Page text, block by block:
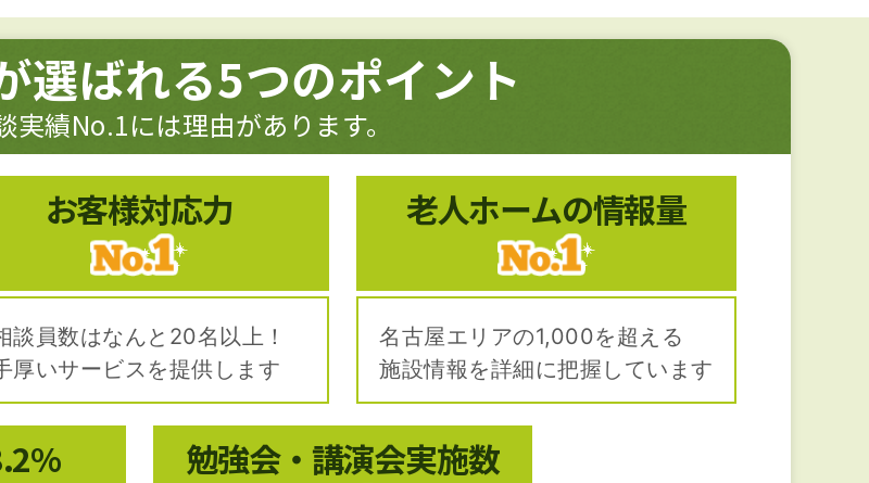
選ばれる5つのポイント
実績No.1には理由があります。
お客様対応力
談員数はなんと20名以上！
厚いサービスを提供します
老人ホームの情報量
名古屋エリアの1,000を超える
施設情報を詳細に把握しています
勉強会・講演会実施数